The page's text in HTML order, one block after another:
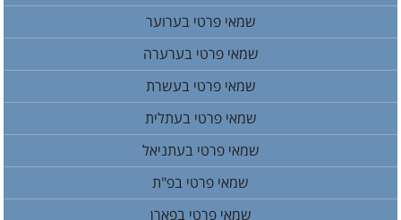
שמאי פרטי בערוער
שמאי פרטי בערערה
שמאי פרטי בעשרת
שמאי פרטי בעתלית
שמאי פרטי בעתניאל
שמאי פרטי בפ"ת
שמאי פרטי בפארן